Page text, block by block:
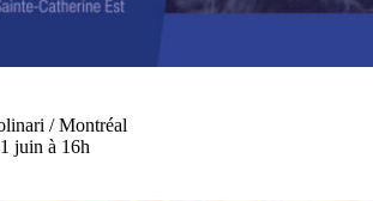
/ Montréal
juin à 16h